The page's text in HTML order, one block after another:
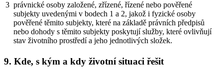
3 právnické osoby založené, zřízené, řízené nebo pověřené
subjekty uvedenými v bodech 1 a 2, jakož i fyzické osoby
pověřené těmito subjekty, které na základě právních předpisů
nebo dohody s těmito subjekty poskytují služby, které ovlivňují
stav životního prostředí a jeho jednotlivých složek.
9. Kde, s kým a kdy životní situaci řešit